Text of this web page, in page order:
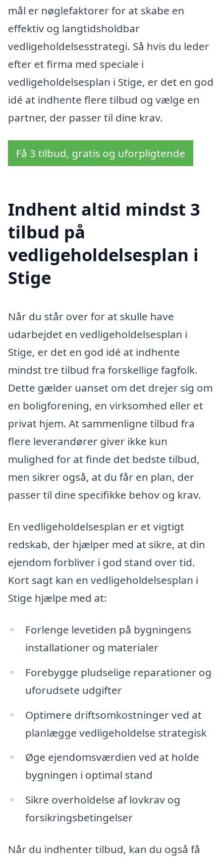
mål er nøglefaktorer for at skabe en
effektiv og langtidsholdbar
vedligeholdelsesstrategi. Så hvis du leder
efter et firma med speciale i
vedligeholdelsesplan i Stige, er det en god
idé at indhente flere tilbud og vælge en
partner, der passer til dine krav.
Få 3 tilbud, gratis og uforpligtende
Indhent altid mindst 3
tilbud på
vedligeholdelsesplan i
Stige
Når du står over for at skulle have
udarbejdet en vedligeholdelsesplan i
Stige, er det en god idé at indhente
mindst tre tilbud fra forskellige fagfolk.
Dette gælder uanset om det drejer sig om
en boligforening, en virksomhed eller et
privat hjem. At sammenligne tilbud fra
flere leverandører giver ikke kun
mulighed for at finde det bedste tilbud,
men sikrer også, at du får en plan, der
passer til dine specifikke behov og krav.
En vedligeholdelsesplan er et vigtigt
redskab, der hjælper med at sikre, at din
ejendom forbliver i god stand over tid.
Kort sagt kan en vedligeholdelsesplan i
Stige hjælpe med at:
Forlenge levetiden på bygningens
installationer og materialer
Forebygge pludselige reparationer og
uforudsete udgifter
Optimere driftsomkostninger ved at
planlægge vedligeholdelse strategisk
Øge ejendomsværdien ved at holde
bygningen i optimal stand
Sikre overholdelse af lovkrav og
forsikringsbetingelser
Når du indhenter tilbud, kan du også få